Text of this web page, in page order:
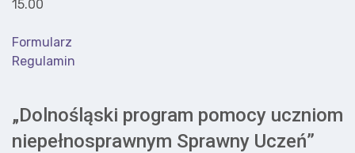
15.00
Formularz
Regulamin
„Dolnośląski program pomocy uczniom
niepełnosprawnym Sprawny Uczeń”